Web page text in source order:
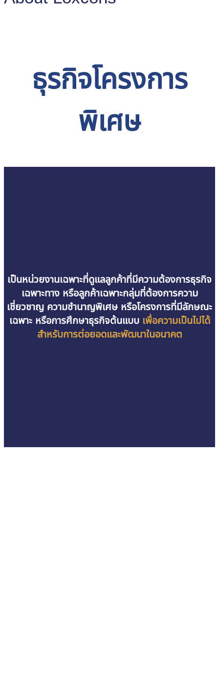
ธุรกิจโครงการ
พิเศษ
เป็นหน่วยงานเฉพาะที่ดูแลลูกค้าที่มีความต้องการธุรกิจ
เฉพาะทาง หรือลูกค้าเฉพาะกลุ่มที่ต้องการความ
เชี่ยวชาญ ความชำนาญพิเศษ หรือโครงการที่มีลักษณะ
เฉพาะ หรือการศึกษาธุรกิจต้นแบบ เพื่อความเป็นไปได้
สำหรับการต่อยอดและพัฒนาในอนาคต